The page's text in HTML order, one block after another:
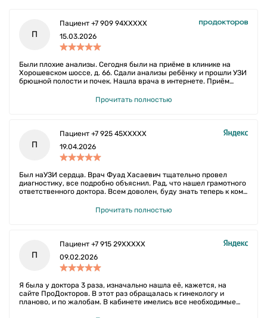
П
Пациент +7 909 94XXXXX
15.03.2026
Были плохие анализы. Сегодня были на приёме в клинике на
Хорошевском шоссе, д. 66. Сдали анализы ребёнку и прошли УЗИ
брюшной полости и почек. Нашла врача в интернете. Приём
Прочитать полностью
П
Пациент +7 925 45XXXXX
19.04.2026
Был наУЗИ сердца​. Врач Фуад Хасаевич тщательно провел
диагностику, все подробно объяснил. Рад, что нашел грамотного
ответственного доктора. Всем доволен, буду знать теперь к кому
Прочитать полностью
П
Пациент +7 915 29XXXXX
09.02.2026
Я была у доктора 3 раза, изначально нашла её, кажется, на
сайте ПроДокторов. В этот раз обращалась к гинекологу и
планово, и по жалобам. В кабинете имелись все необходимые